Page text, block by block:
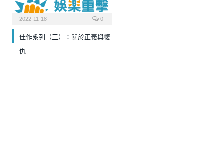
2022-11-18 0
佳作系列（三）：關於正義與復
仇